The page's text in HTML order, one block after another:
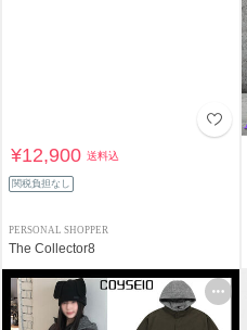
¥12,900送料込
関税負担なし
PERSONAL SHOPPER
The Collector8